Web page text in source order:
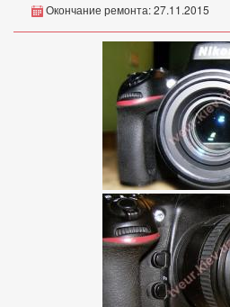
Окончание ремонта: 27.11.2015